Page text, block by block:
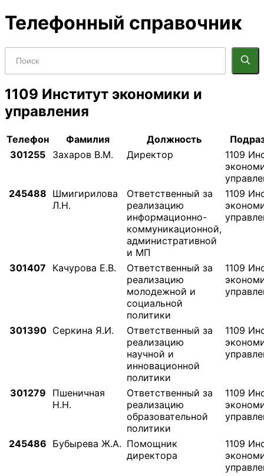
Телефонный справочник
1109 Институт экономики и
управления
Телефон Фамилия Должность
301255
Захаров В.М. Директор
1109
245488 Шмигирилова
Л.Н.
Ответственный за
реализацию
информационно-
коммуникационной,
административной
и МП
1109
301407 Качурова Е.В.
Ответственный за
реализацию
молодежной и
социальной
политики
1109
301390 Серкина Я.И.
Ответственный за
реализацию
научной и
инновационной
политики
1109
301279
Пшеничная
Н.Н.
Ответственный за
реализацию
образовательной
политики
1109
245486 Бубырева Ж.А. Помощник
директора
1109